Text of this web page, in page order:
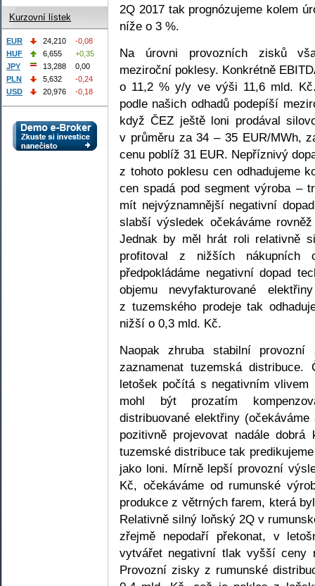
2Q 2017 tak prognózujeme kolem
níže o 3 %.
Na úrovni provozních zisků
meziroční poklesy. Konkrétně
o 11,2 % y/y ve výši 11,6 mld.
podle našich odhadů podepíší
když ČEZ ještě loni prodával
v průměru za 34 – 35 EUR/MWh,
cenu poblíž 31 EUR. Nepříznivý
z tohoto poklesu cen odhadujeme
cen spadá pod segment výroba –
mít nejvýznamnější negativní
slabší výsledek očekáváme
Jednak by měl hrát roli relativně
profitoval z nižších
předpokládáme negativní dopad
objemu nevyfakturované
z tuzemského prodeje tak
nižší o 0,3 mld. Kč.
Naopak zhruba stabilní
zaznamenat tuzemská
letošek počítá s negativním
mohl být prozatím
distribuované elektřiny
pozitivně projevovat nadále dobrá
tuzemské distribuce tak
jako loni. Mírně lepší provozní
Kč, očekáváme od rumunské
produkce z větrných farem, která
Relativně silný loňský 2Q v
zřejmě nepodaří překonat, v
vytvářet negativní tlak vyšší
Provozní zisky z rumunské
Kurzovní lístek
EUR 24,210
-0,08
HUF
6,655
+0,35
JPY
13,288
0,00
PLN
5,632
-0,24
USD
20,976 -0,18